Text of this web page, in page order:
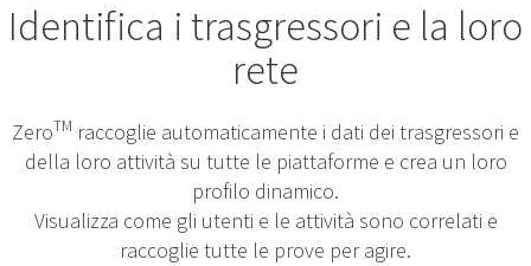
Identifica i trasgressori e la loro
rete
ZeroTM raccoglie automaticamente i dati dei trasgressori e
della loro attività su tutte le piattaforme e crea un loro
profilo dinamico.
Visualizza come gli utenti e le attività sono correlati e
raccoglie tutte le prove per agire.